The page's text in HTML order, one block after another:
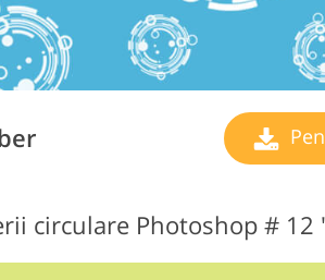
circulare Photoshop # 12